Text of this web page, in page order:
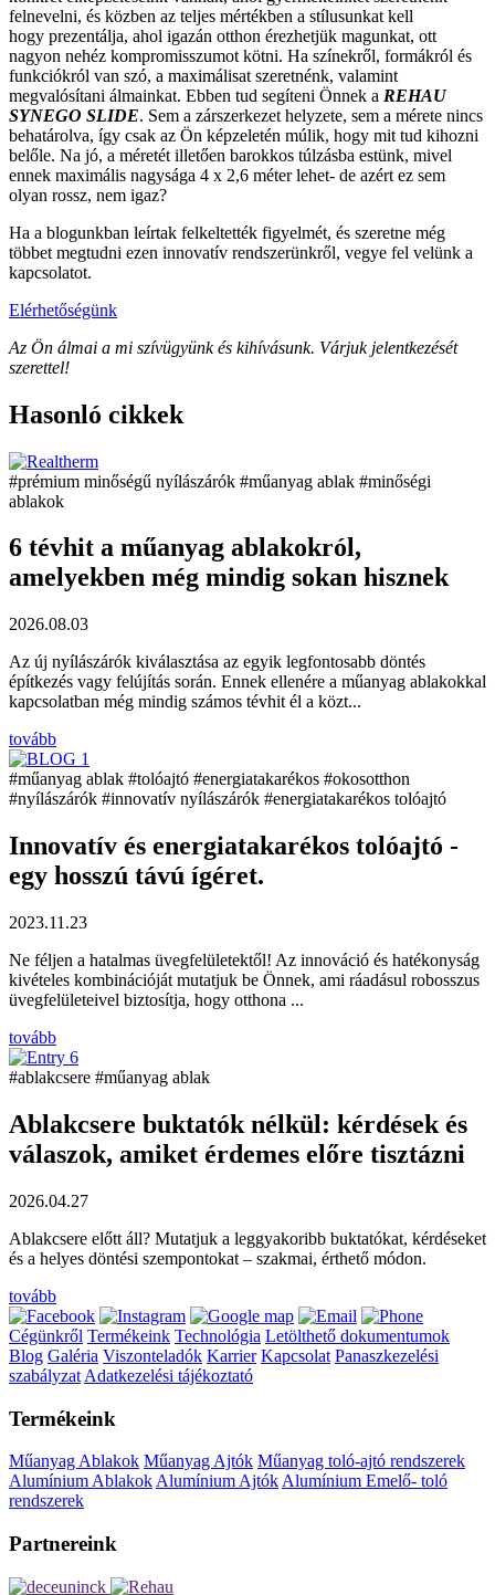
felnevelni, és közben az teljes mértékben a stílusunkat kell
hogy prezentálja, ahol igazán otthon érezhetjük magunkat, ott
nagyon nehéz kompromisszumot kötni. Ha színekről, formákról és
funkciókról van szó, a maximálisat szeretnénk, valamint
megvalósítani álmainkat. Ebben tud segíteni Önnek a REHAU
SYNEGO SLIDE. Sem a zárszerkezet helyzete, sem a mérete nincs
behatárolva, így csak az Ön képzeletén múlik, hogy mit tud kihozni
belőle. Na jó, a méretét illetően barokkos túlzásba estünk, mivel
ennek maximális nagysága 4 x 2,6 méter lehet- de azért ez sem
olyan rossz, nem igaz?
Ha a blogunkban leírtak felkeltették figyelmét, és szeretne még
többet megtudni ezen innovatív rendszerünkről, vegye fel velünk a
kapcsolatot.
Elérhetőségünk
Az Ön álmai a mi szívügyünk és kihívásunk. Várjuk jelentkezését
szerettel!
Hasonló cikkek
ablak #minőségi
sokan hisznek
legfontosabb döntés
a műanyag ablakokkal
él a közt...
#okosotthon
tolóajtó
tolóajtó -
innováció és hatékonyság
ami ráadásul robosszus
...
kérdések és
előre tisztázni
buktatókat, kérdéseket
érthető módon.
Cégünkről Termékeink Technológia Letölthető dokumentumok
Blog Galéria Viszonteladók Karrier Kapcsolat Panaszkezelési
szabályzat Adatkezelési tájékoztató
Termékeink
Műanyag Ablakok Műanyag Ajtók Műanyag toló-ajtó rendszerek
Alumínium Ablakok Alumínium Ajtók Alumínium Emelő- toló
rendszerek
Partnereink